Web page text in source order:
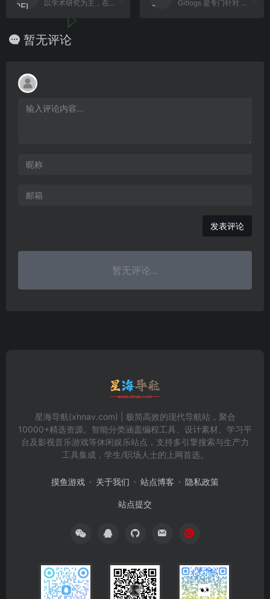
以学术研究为主，在这个网站可以找到各领域的研究报告 Gitlogs 是专门针对 GitHub 项目的搜索引擎，我们通过他可以快速找到想要项目。
暂无评论
发表评论
暂无评论...
星海导航(xhnav.com) | 极简高效的现代导航站，聚合
10000+精选资源。智能分类涵盖编程工具、设计素材、学习平
台及影视音乐游戏等休闲娱乐站点，支持多引擎搜索与生产力
工具集成，学生/职场人士的上网首选。
摸鱼游戏 关于我们 站点博客 隐私政策
站点提交